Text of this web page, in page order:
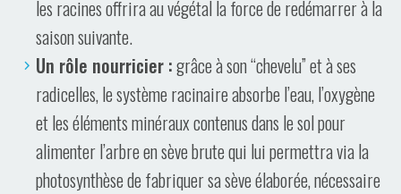
les racines offrira au végétal la force de redémarrer à la
saison suivante.
Un rôle nourricier :grâce à son “chevelu” et à ses
radicelles, le système racinaire absorbe l’eau, l’oxygène
et les éléments minéraux contenus dans le sol pour
alimenter l’arbre en sève brute qui lui permettra via la
photosynthèse de fabriquer sa sève élaborée, nécessaire